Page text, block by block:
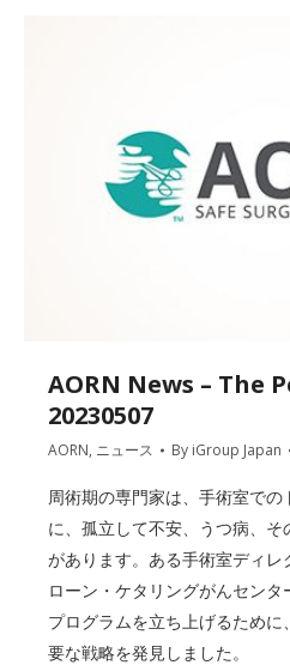
AORN News – The
20230507
AORN, ニュース By iGroup Japan
周術期の専門家は、手術室で
に、孤立して不安、うつ病、そ
があります。ある手術室ディレ
ローン・ケタリングがんセン
プログラムを立ち上げるため
要な戦略を発見しました。